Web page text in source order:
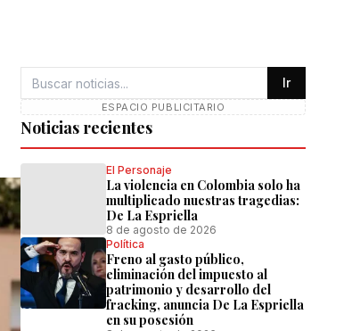
Ir
ESPACIO PUBLICITARIO
Noticias recientes
El Personaje
La violencia en Colombia solo ha
multiplicado nuestras tragedias:
De La Espriella
8 de agosto de 2026
Política
Freno al gasto público,
eliminación del impuesto al
patrimonio y desarrollo del
fracking, anuncia De La Espriella
en su posesión